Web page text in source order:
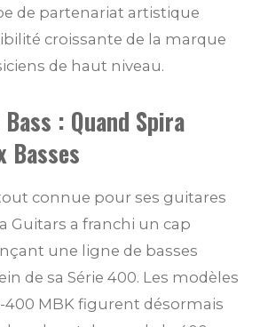
de partenariat artistique
croissante de la marque
de haut niveau.
: Quand Spira
Basses
connue pour ses guitares
Guitars a franchi un cap
une ligne de basses
de sa Série 400. Les modèles
400 MBK figurent désormais